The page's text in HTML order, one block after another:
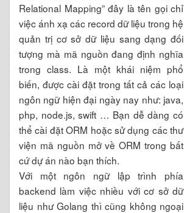
Relational Mapping” đây là tên gọi chỉ
việc ánh xạ các record dữ liệu trong hệ
quản trị cơ sở dữ liệu sang dạng đối
tượng mà mã nguồn đang định nghĩa
trong class. Là một khái niệm phổ
biến, được cài đặt trong tất cả các loại
ngôn ngữ hiện đại ngày nay như: java,
php, node.js, swift … Bạn dễ dàng có
thể cài đặt ORM hoặc sử dụng các thư
viện mã nguồn mở về ORM trong bất
cứ dự án nào bạn thích.
Với một ngôn ngữ lập trình phía
backend làm việc nhiều với cơ sở dữ
liệu như Golang thì cũng không ngoại